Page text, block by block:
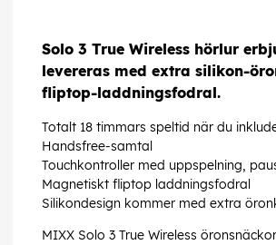
Solo 3 True Wireless hörlur
levereras med extra silikon-
fliptop-laddningsfodral.
Totalt 18 timmars speltid när du
Handsfree-samtal
Touchkontroller med uppspelning,
Magnetiskt fliptop laddningsfodral
Silikondesign kommer med extra
MIXX Solo 3 True Wireless